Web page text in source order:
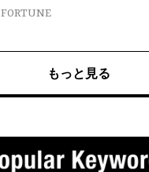
FORTUNE
もっと見る